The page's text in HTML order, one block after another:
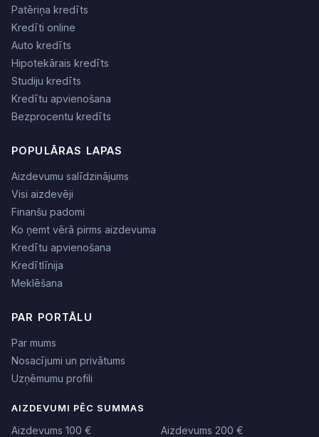
Patēriņa kredīts
Kredīti online
Auto kredīts
Hipotekārais kredīts
Studiju kredīts
Kredītu apvienošana
Bezprocentu kredīts
POPULĀRAS LAPAS
Aizdevumu salīdzinājums
Visi aizdevēji
Finanšu padomi
Ko ņemt vērā pirms aizdevuma
Kredītu apvienošana
Kredītlīnija
Meklēšana
PAR PORTĀLU
Par mums
Nosacījumi un privātums
Uzņēmumu profili
AIZDEVUMI PĒC SUMMAS
Aizdevums 100 € Aizdevums 200 €